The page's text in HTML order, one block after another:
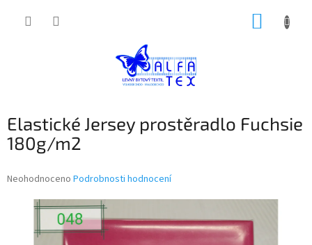
Elastické Jersey prostěradlo Fuchsie
180g/m2
Průměrné
produktu
Neohodnoceno Podrobnosti hodnocení